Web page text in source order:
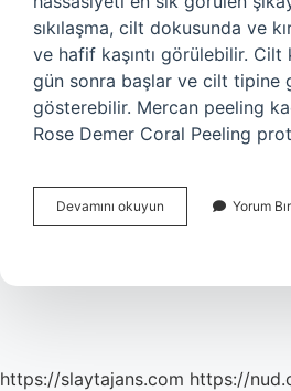
sıkılaşma, cilt dokusunda ve
ve hafif kaşıntı görülebilir. Cilt
gün sonra başlar ve cilt tipine
gösterebilir. Mercan peeling
Rose Demer Coral Peeling
Devamını okuyun
Peeling
Yorum
https://slaytajans.com https://